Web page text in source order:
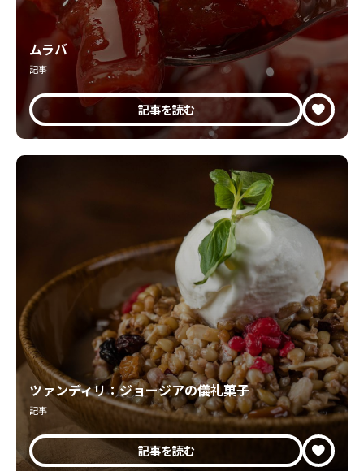
ムラバ
記事
記事を読む
ツァンディリ：ジョージアの儀礼菓子
記事
記事を読む